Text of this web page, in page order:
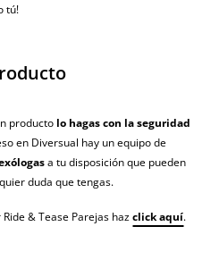
tú!
producto lo hagas con la seguridad
en Diversual hay un equipo de
a tu disposición que pueden
duda que tengas.
& Tease Parejas hazclick aquí.